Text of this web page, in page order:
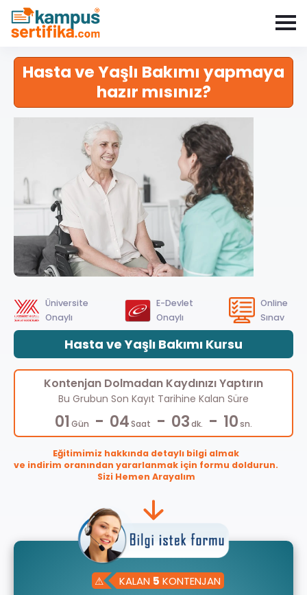
Hasta ve Yaşlı Bakımı yapmaya
hazır mısınız?
Üniversite
Onaylı
E-Devlet
Onaylı
Online
Sınav
Hasta ve Yaşlı Bakımı Kursu
Kontenjan Dolmadan Kaydınızı Yaptırın
Bu Grubun Son Kayıt Tarihine Kalan Süre
01 Gün - 04Saat - 03dk. - 10sn.
Eğitimimiz hakkında detaylı bilgi almak
ve indirim oranından yararlanmak için formu doldurun.
Sizi Hemen Arayalım
⚠ KALAN 5 KONTENJAN